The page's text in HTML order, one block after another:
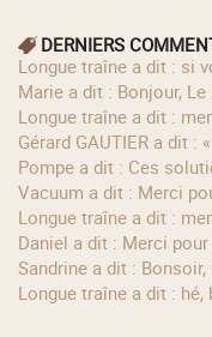
DERNIERS
longue traîne a dit : si
Marie a dit : Bonjour,
longue traîne a dit :
Gérard GAUTIER a dit
Pompe a dit : Ces
Vacuum a dit : Merci
longue traîne a dit :
Daniel a dit : Merci
Sandrine a dit :
longue traîne a dit :